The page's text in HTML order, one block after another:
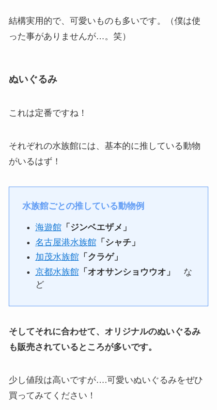
結構実用的で、可愛いものも多いです。（僕は使
った事がありませんが…。笑）
ぬいぐるみ
これは定番ですね！
それぞれの水族館には、基本的に推している動物
がいるはず！
水族館ごとの推している動物例
海遊館「ジンベエザメ」
名古屋港水族館「シャチ」
加茂水族館「クラゲ」
京都水族館「オオサンショウウオ」
な
ど
そしてそれに合わせて、オリジナルのぬいぐるみ
も販売されているところが多いです。
少し値段は高いですが….可愛いぬいぐるみをぜひ
買ってみてください！